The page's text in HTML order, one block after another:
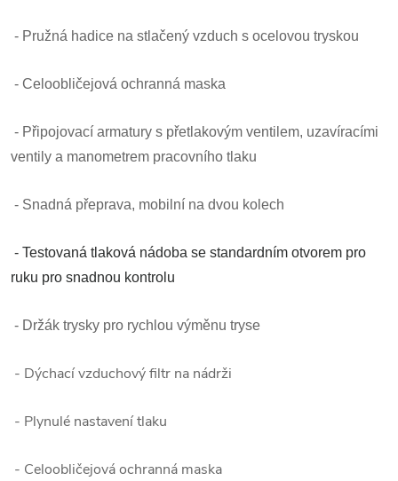
- Pružná hadice na stlačený vzduch s ocelovou tryskou
- Celoobličejová ochranná maska
- Připojovací armatury s přetlakovým ventilem, uzavíracími
ventily a manometrem pracovního tlaku
- Snadná přeprava, mobilní na dvou kolech
- Testovaná tlaková nádoba se standardním otvorem pro
ruku pro snadnou kontrolu
- Držák trysky pro rychlou výměnu tryse
- Dýchací vzduchový filtr na nádrži
- Plynulé nastavení tlaku
- Celoobličejová ochranná maska